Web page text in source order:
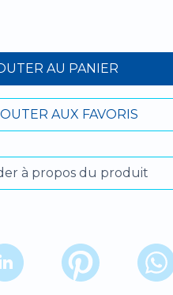
AU PANIER
AUX FAVORIS
à propos du produit